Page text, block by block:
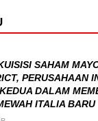
SAHAM
PERUSAHAAN
DALAM
ITALIA BARU